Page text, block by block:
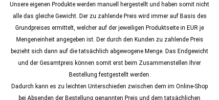
Unsere eigenen Produkte werden manuell hergestellt und haben somit nicht
alle das gleiche Gewicht. Der zu zahlende Preis wird immer auf Basis des
Grundpreises ermittelt, welcher auf der jeweiligen Produktseite in EUR je
Mengeneinheit angegeben ist. Der durch den Kunden zu zahlende Preis
bezieht sich dann auf die tatsächlich abgewogene Menge. Das Endgewicht
und der Gesamtpreis können somit erst beim Zusammenstellen Ihrer
Bestellung festgestellt werden.
Dadurch kann es zu leichten Unterschieden zwischen dem im Online-Shop
bei Absenden der Bestellung genannten Preis und dem tatsächlichen